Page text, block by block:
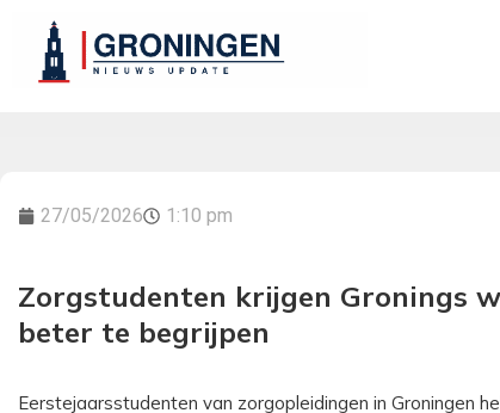
27/05/2026 1:10 pm
Zorgstudenten krijgen Gronings
beter te begrijpen
Eerstejaarsstudenten van zorgopleidingen in Groningen